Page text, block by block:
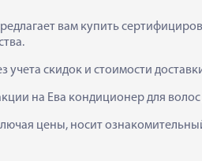
вам купить
учета скидок и стоимости
на Ева кондиционер для
цены, носит